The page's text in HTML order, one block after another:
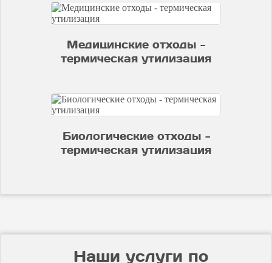
Медицинские отходы -
термическая утилизация
Биологические отходы -
термическая утилизация
Наши услуги по